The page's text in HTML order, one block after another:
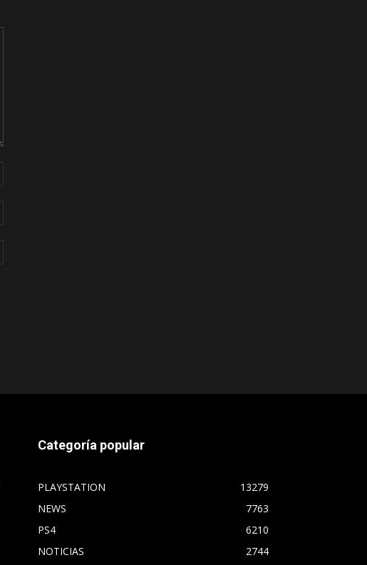
Categoría popular
PLAYSTATION
13279
NEWS
7763
PS4
6210
NOTICIAS
2744